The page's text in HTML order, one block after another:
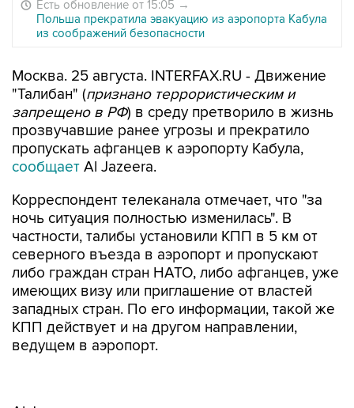
Есть обновление от 15:05 →
Польша прекратила эвакуацию из аэропорта Кабула
из соображений безопасности
Москва. 25 августа. INTERFAX.RU - Движение
"Талибан" (признано террористическим и
запрещено в РФ) в среду претворило в жизнь
прозвучавшие ранее угрозы и прекратило
пропускать афганцев к аэропорту Кабула,
сообщает Al Jazeera.
Корреспондент телеканала отмечает, что "за
ночь ситуация полностью изменилась". В
частности, талибы установили КПП в 5 км от
северного въезда в аэропорт и пропускают
либо граждан стран НАТО, либо афганцев, уже
имеющих визу или приглашение от властей
западных стран. По его информации, такой же
КПП действует и на другом направлении,
ведущем в аэропорт.